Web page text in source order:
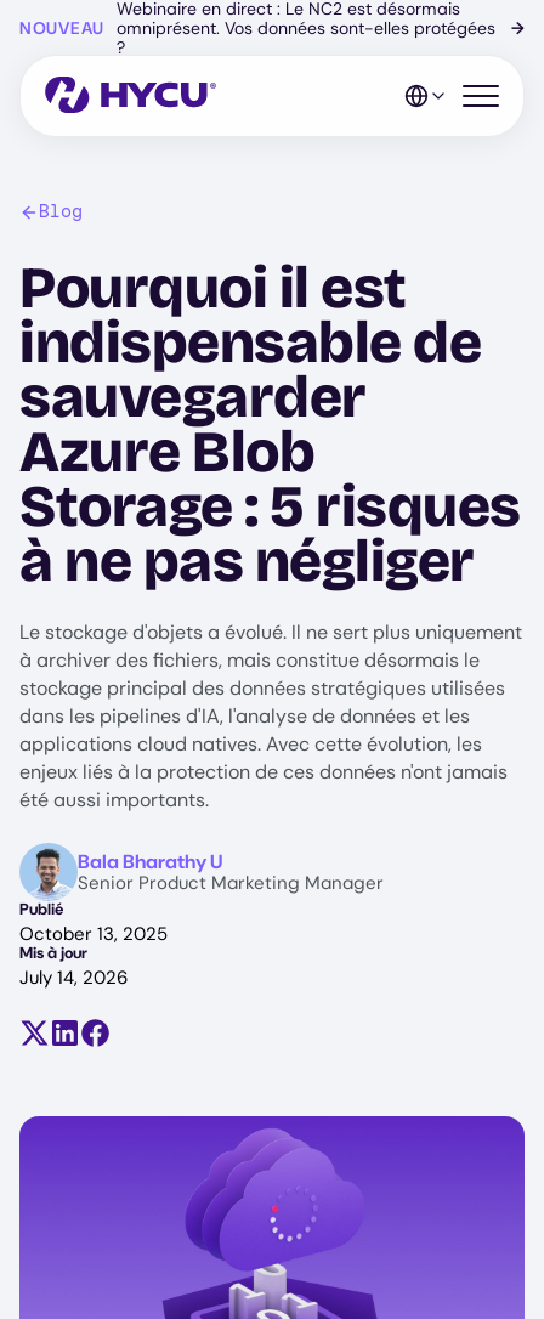
content
NOUVEAU
Webinaire en direct : Le NC2 est désormais
omniprésent. Vos données sont-elles protégées
?
→
Open
Blog
Pourquoi il est
indispensable de
sauvegarder
Azure Blob
Storage : 5 risques
à ne pas négliger
Le stockage d'objets a évolué. Il ne sert plus uniquement
à archiver des fichiers, mais constitue désormais le
stockage principal des données stratégiques utilisées
dans les pipelines d'IA, l'analyse de données et les
applications cloud natives. Avec cette évolution, les
enjeux liés à la protection de ces données n'ont jamais
été aussi importants.
ImageBala Bharathy U
Senior Product Marketing Manager
Publié
October 13, 2025
Mis à jour
July 14, 2026
Partager sur X (anciennement Twitter)
Partager sur LinkedIn
Partager sur Facebook